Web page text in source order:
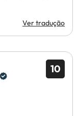
Ver tradução
10